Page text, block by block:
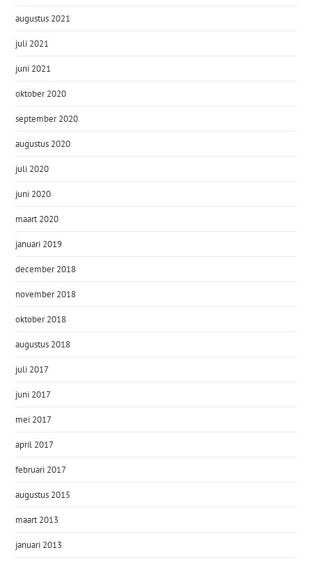
augustus 2021
juli 2021
juni 2021
oktober 2020
september 2020
augustus 2020
juli 2020
juni 2020
maart 2020
januari 2019
december 2018
november 2018
oktober 2018
augustus 2018
juli 2017
juni 2017
mei 2017
april 2017
februari 2017
augustus 2015
maart 2013
januari 2013